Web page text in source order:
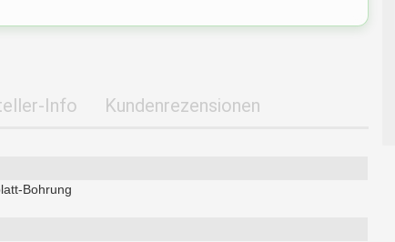
Info Kundenrezensionen
Bohrung